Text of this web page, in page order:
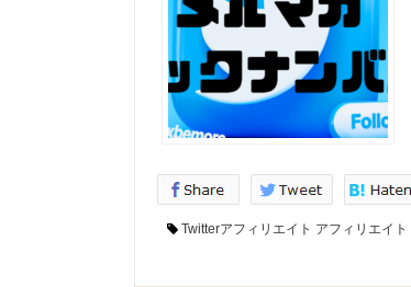
Twitterアフィリエイト アフィリエイト